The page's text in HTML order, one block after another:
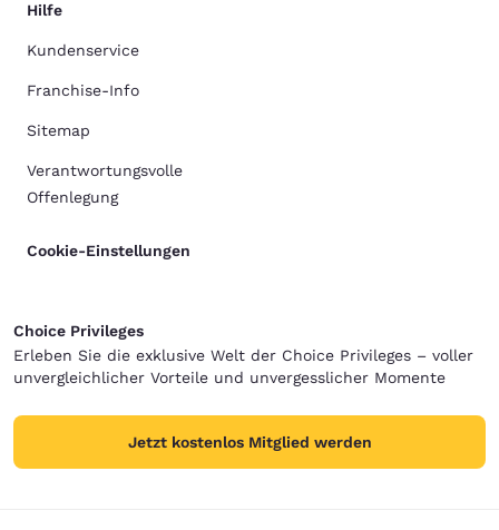
Hilfe
Kundenservice
Franchise-Info
Sitemap
Verantwortungsvolle
Offenlegung
Cookie-Einstellungen
Choice Privileges
Erleben Sie die exklusive Welt der Choice Privileges – voller
unvergleichlicher Vorteile und unvergesslicher Momente
Jetzt kostenlos Mitglied werden